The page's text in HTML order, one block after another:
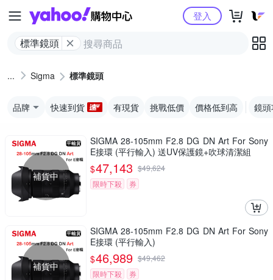
Yahoo購物中心
標準鏡頭
登入
Sigma 標準鏡頭
品牌 快速到貨 有現貨 挑戰低價 價格低到高 鏡
補貨中
SIGMA 28-105mm F2.8 DG DN Art For Sony
E接環 (平行輸入) 送UV保護鏡+吹球清潔組
$47,143 $49,624
限時下殺
券
補貨中
SIGMA 28-105mm F2.8 DG DN Art For Sony
E接環 (平行輸入)
$46,989 $49,462
限時下殺
券